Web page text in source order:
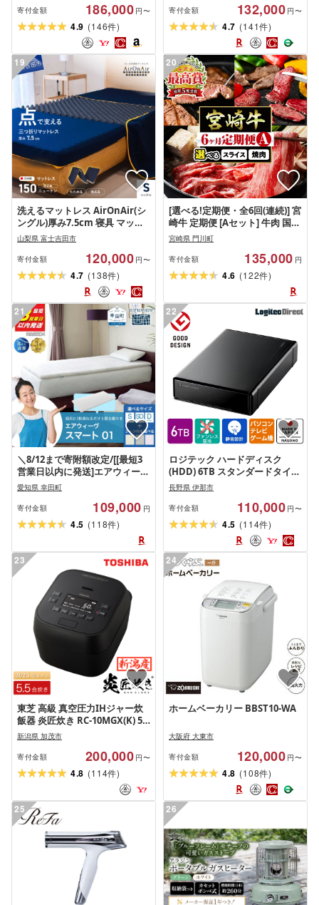
寄付金額 186,000 円〜
4.9 (146件)
寄付金額 132,000 円〜
4.7 (141件)
19
洗えるマットレス AirOnAir(シ
ングル)厚み7.5cm 寝具 マット
レス
山梨県 富士吉田市
寄付金額 120,000 円〜
4.7 (138件)
20
[選べる!定期便・全6回(連続)] 宮
崎牛 定期便 [Aセット] 牛肉 国産
ヒレ肉 モモ ウデ ロース スライ
ス 宮崎県産 黒毛和牛 焼肉 ステ
ーキ すき焼き コンシェルジュ
[R-67・R-100][株式会社ミヤチ
ク]
宮崎県 門川町
寄付金額 135,000 円
4.6 (122件)
21
＼8/12まで寄附額改定/[[最短3
営業日以内に発送]エアウィーヴ
スマート 01 サイズとシーツが
選べる シングル セミダブル ダ
ブル [楽天限定] | 高反発 マット
レスパッド ベッドパッド 高反
発 体圧分散 敷布団 寝具 マット
愛知県 幸田町
寄付金額 109,000 円
4.5 (118件)
22
ロジテック ハードディスク
(HDD) 6TB スタンダードタイプ
[LHD-EN60U3WS]
長野県 伊那市
寄付金額 110,000 円〜
4.5 (114件)
23
東芝 高級 真空圧力IHジャー炊
飯器 炎匠炊き RC-10MGX(K) 5.5
合 [2025年モデル] 炊飯器 炊飯
ジャー
新潟県 加茂市
寄付金額 200,000 円〜
4.8 (114件)
24
ホームベーカリー BBST10-WA
大阪府 大東市
寄付金額 120,000 円〜
4.8 (108件)
25 26